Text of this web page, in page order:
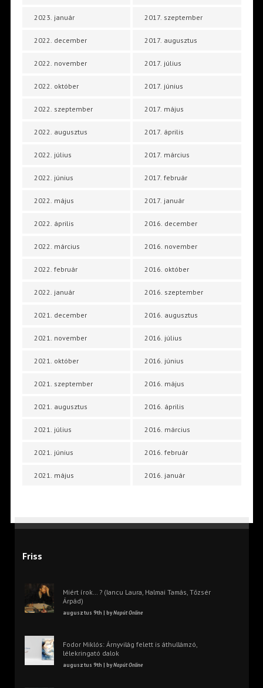
2023. január
2022. december
2022. november
2022. október
2022. szeptember
2022. augusztus
2022. július
2022. június
2022. május
2022. április
2022. március
2022. február
2022. január
2021. december
2021. november
2021. október
2021. szeptember
2021. augusztus
2021. július
2021. június
2021. május
2017. szeptember
2017. augusztus
2017. július
2017. június
2017. május
2017. április
2017. március
2017. február
2017. január
2016. december
2016. november
2016. október
2016. szeptember
2016. augusztus
2016. július
2016. június
2016. május
2016. április
2016. március
2016. február
2016. január
Friss
Miért írok… ? (Iancu Laura, Halmai Tamás, Tőzsér
Árpád)
augusztus 9th | byNapút Online
Fodor Miklós: Árnyvilág felett is áthullámzó,
lélekringató dalok
augusztus 9th | byNapút Online